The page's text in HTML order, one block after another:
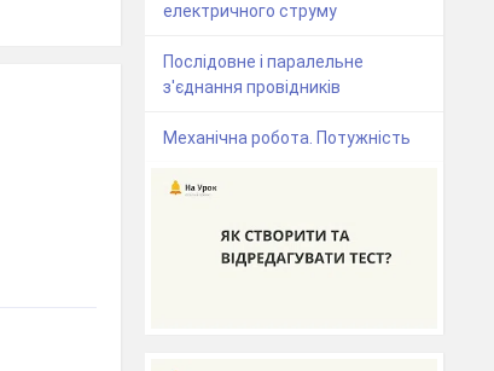
електричного струму
Послідовне і паралельне
з'єднання провідників
Механічна робота. Потужність